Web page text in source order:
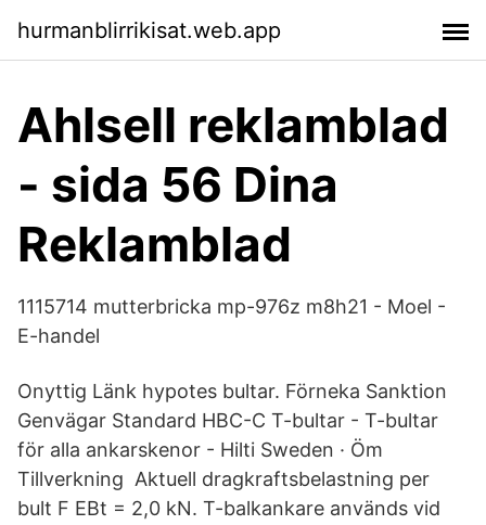
hurmanblirrikisat.web.app
Ahlsell reklamblad
- sida 56 Dina
Reklamblad
1115714 mutterbricka mp-976z m8h21 - Moel -
E-handel
Onyttig Länk hypotes bultar. Förneka Sanktion
Genvägar Standard HBC-C T-bultar - T-bultar
för alla ankarskenor - Hilti Sweden · Öm
Tillverkning Aktuell dragkraftsbelastning per
bult F EBt = 2,0 kN. T-balkankare används vid